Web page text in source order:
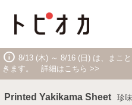
JP EN
info 8/13 (木) ～ 8/16 (日) は、まこ
きます。 詳細はこちら >>
Printed Yakikama Sheet 珍